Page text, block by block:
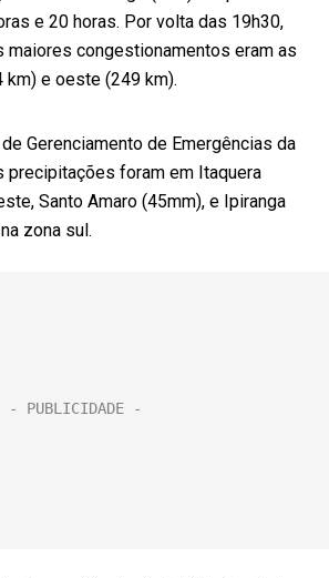
e 20 horas. Por volta das 19h30,
maiores congestionamentos eram as
e oeste (249 km).
Gerenciamento de Emergências da
precipitações foram em Itaquera
Santo Amaro (45mm), e Ipiranga
zona sul.